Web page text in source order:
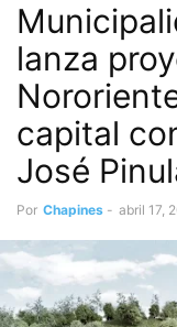
lanza
capital
José
Por Chapines - abril 17,